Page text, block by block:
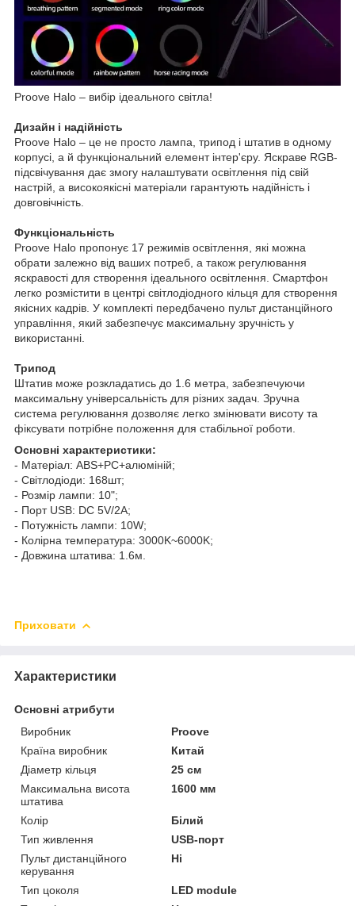
Proove Halo – вибір ідеального світла!
Дизайн і надійність
Proove Halo – це не просто лампа, трипод і штатив в одному
корпусі, а й функціональний елемент інтер'єру. Яскраве RGB-
підсвічування дає змогу налаштувати освітлення під свій
настрій, а високоякісні матеріали гарантують надійність і
довговічність.
Функціональність
Proove Halo пропонує 17 режимів освітлення, які можна
обрати залежно від ваших потреб, а також регулювання
яскравості для створення ідеального освітлення. Смартфон
легко розмістити в центрі світлодіодного кільця для створення
якісних кадрів. У комплекті передбачено пульт дистанційного
управління, який забезпечує максимальну зручність у
використанні.
Трипод
Штатив може розкладатись до 1.6 метра, забезпечуючи
максимальну універсальність для різних задач. Зручна
система регулювання дозволяє легко змінювати висоту та
фіксувати потрібне положення для стабільної роботи.
Основні характеристики:
- Матеріал: ABS+PC+алюміній;
- Світлодіоди: 168шт;
- Розмір лампи: 10";
- Порт USB: DC 5V/2A;
- Потужність лампи: 10W;
- Колірна температура: 3000K~6000K;
- Довжина штатива: 1.6м.
Приховати
Характеристики
Основні атрибути
Виробник
Proove
Країна виробник
Китай
Діаметр кільця
25 см
Максимальна висота
штатива
1600 мм
Колір
Білий
Тип живлення
USB-порт
Пульт дистанційного
керування
Ні
Тип цоколя
LED module